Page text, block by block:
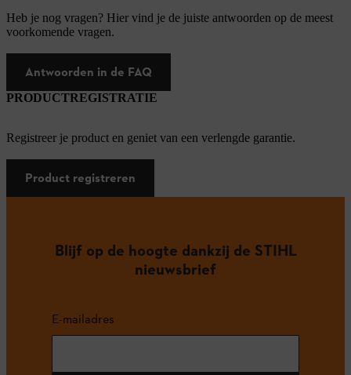
Heb je nog vragen? Hier vind je de juiste antwoorden op de meest
voorkomende vragen.
Antwoorden in de FAQ
PRODUCTREGISTRATIE
Registreer je product en geniet van een verlengde garantie.
Product registreren
Blijf op de hoogte dankzij de STIHL
nieuwsbrief
E-mailadres